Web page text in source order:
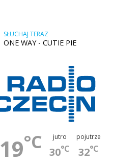
SŁUCHAJ TERAZ
ONE WAY - CUTIE PIE
19°C jutro
30°C
pojutrze
32°C